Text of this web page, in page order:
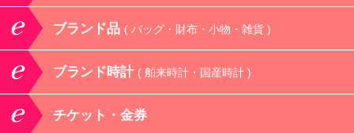
ブランド品 ( バッグ・財布・小物・雑貨 )
ブランド時計 ( 舶来時計・国産時計 )
チケット・金券